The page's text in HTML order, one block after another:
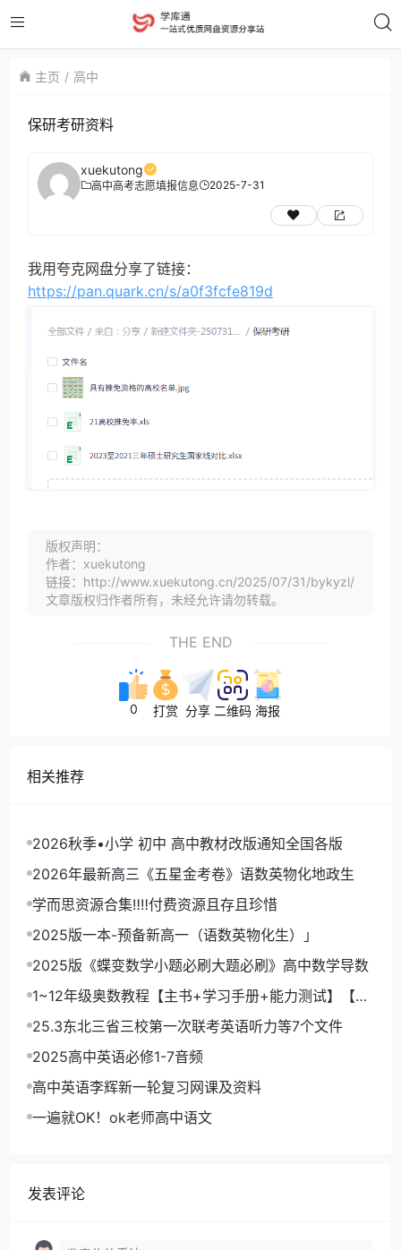
主页 高中
保研考研资料
xuekutong
高中高考志愿填报信息 2025-7-31
我用夸克网盘分享了链接：
https://pan.quark.cn/s/a0f3fcfe819d
版权声明：
作者：xuekutong
链接：http://www.xuekutong.cn/2025/07/31/bykyzl/
文章版权归作者所有，未经允许请勿转载。
THE END
0 打赏 分享 二维码 海报
相关推荐
2026秋季•小学 初中 高中教材改版通知全国各版
2026年最新高三《五星金考卷》语数英物化地政生
学而思资源合集‼‼付费资源且存且珍惜
2025版一本-预备新高一（语数英物化生）」
2025版《蝶变数学小题必刷大题必刷》高中数学导数
1~12年级奥数教程【主书+学习手册+能力测试】【小
初~PDF】
25.3东北三省三校第一次联考英语听力等7个文件
2025高中英语必修1-7音频
高中英语李辉新一轮复习网课及资料
一遍就OK！ok老师高中语文
发表评论